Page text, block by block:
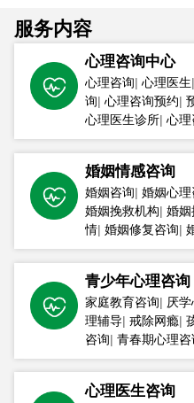
服务内容
心理咨询中心
心理咨询| 心理医生|
询| 心理咨询预约|
心理医生诊所| 心理
州心理咨询中心|
婚姻情感咨询
婚姻咨询| 婚姻心理
婚姻挽救机构| 婚姻
情| 婚姻修复咨询|
轨|
青少年心理咨询
家庭教育咨询| 厌
理辅导| 戒除网瘾|
咨询| 青春期心理咨
校|
心理医生咨询